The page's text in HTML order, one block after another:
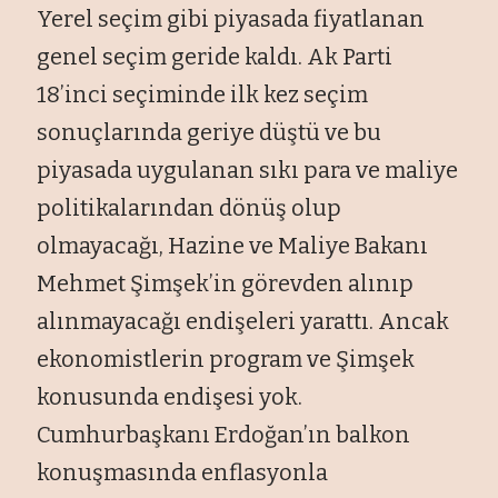
Yerel seçim gibi piyasada fiyatlanan
genel seçim geride kaldı. Ak Parti
18’inci seçiminde ilk kez seçim
sonuçlarında geriye düştü ve bu
piyasada uygulanan sıkı para ve maliye
politikalarından dönüş olup
olmayacağı, Hazine ve Maliye Bakanı
Mehmet Şimşek’in görevden alınıp
alınmayacağı endişeleri yarattı. Ancak
ekonomistlerin program ve Şimşek
konusunda endişesi yok.
Cumhurbaşkanı Erdoğan’ın balkon
konuşmasında enflasyonla